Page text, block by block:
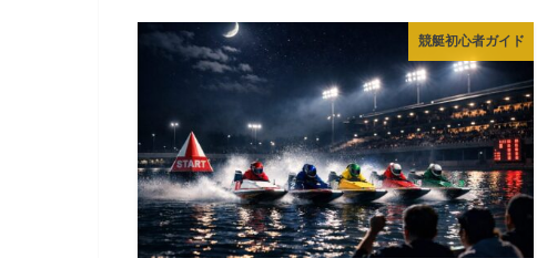
競艇初心者ガイド